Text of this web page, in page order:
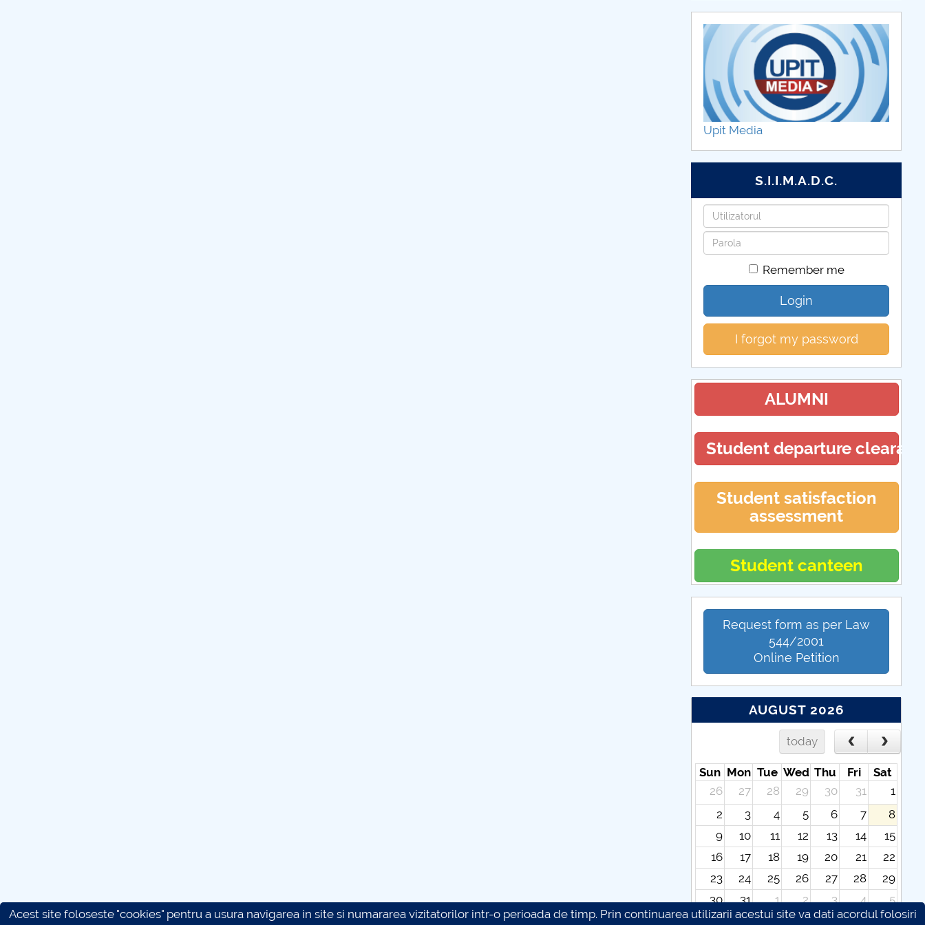
Upit Media
S.I.I.M.A.D.C.
Username
Password
Remember me
Login
I forgot my password
ALUMNI
Student departure
Student satisfaction
assessment
Student canteen
Request form as per Law
544/2001
Online Petition
AUGUST 2026
today
Sun Mon Tue Wed Thu Fri
Sat
26
27 28 29 30 31
1
2
3 4 5 6 7
8
9
10 11 12 13 14
15
16
17 18 19 20 21
22
23
24 25 26 27 28
29
30
31 1 2 3 4
5
Acest site foloseste "cookies" pentru a usura navigarea in site si numararea vizitatorilor intr-o perioada de timp. Prin continuarea utilizarii acestui site va dati acordul folosiri